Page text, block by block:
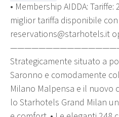
• Membership AIDDA:
miglior tariffa disponibile
reservations@starhotels.it
Strategicamente situato a
Saronno e comodamente
Milano Malpensa e il nuovo
lo Starhotels Grand Milan